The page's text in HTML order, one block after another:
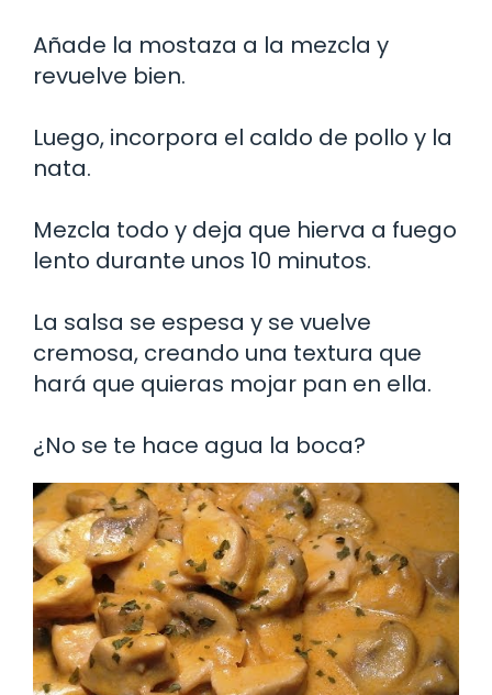
Añade la mostaza a la mezcla y
revuelve bien.
Luego, incorpora el caldo de pollo y la
nata.
Mezcla todo y deja que hierva a fuego
lento durante unos 10 minutos.
La salsa se espesa y se vuelve
cremosa, creando una textura que
hará que quieras mojar pan en ella.
¿No se te hace agua la boca?